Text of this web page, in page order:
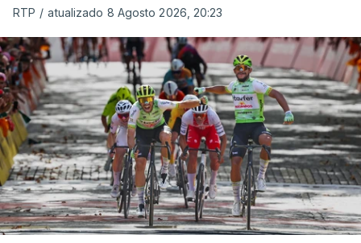
RTP / atualizado 8 Agosto 2026, 20:23